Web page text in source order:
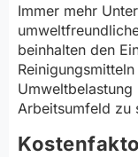
Immer mehr
beinhalten den
Arbeitsumfeld zu